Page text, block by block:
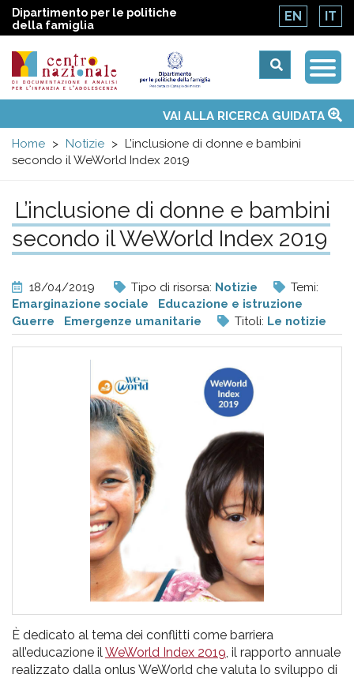
Dipartimento per le politiche
della famiglia
EN IT
Centro
nazionale
di
Documentazione
e
analisi
pr
l'infanzia
l'adolescenza
menu
Temi
Attività
Convenzione ONUVAI ALLA RICERCA GUIDATA
Home
Notizie
L’inclusione di donne e bambini
secondo il WeWorld Index 2019
L’inclusione di donne e bambini
secondo il WeWorld Index 2019
18/04/2019 Tipo di risorsa: Notizie
Temi:
Emarginazione sociale
Educazione e istruzione
Guerre
Emergenze umanitarie Titoli: Le notizie
È dedicato al tema dei conflitti come barriera
all’educazione ilWeWorld Index 2019, il rapporto annuale
realizzato dalla onlus WeWorld che valuta lo sviluppo di